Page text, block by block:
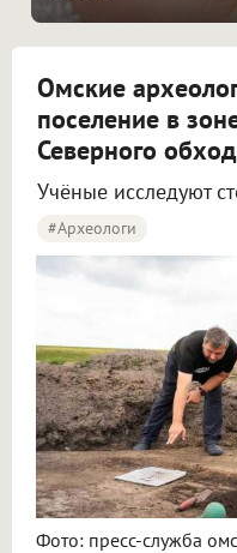
Омские
поселение в
Северного
Учёные исследуют
#археологи
Фото: пресс-служба